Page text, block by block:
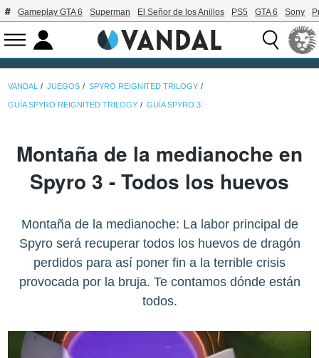
Gameplay GTA 6 Superman El Señor de los Anillos PS5 GTA 6 Sony
VANDAL JUEGOS SPYRO REIGNITED TRILOGY
GUÍA SPYRO REIGNITED TRILOGY GUÍA SPYRO 3
Montaña de la medianoche en
Spyro 3 - Todos los huevos
Montaña de la medianoche: La labor principal de
Spyro será recuperar todos los huevos de dragón
perdidos para así poner fin a la terrible crisis
provocada por la bruja. Te contamos dónde están
todos.